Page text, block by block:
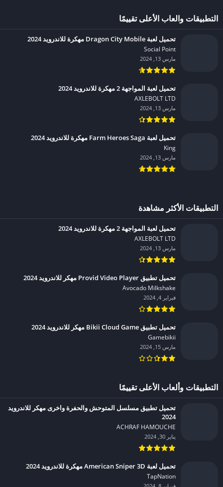
التطبيقات والعاب الأعلى تقييمًا
تحميل لعبة Dragon City Mobile مهكرة للاندرويد 2024
Social Point‏
مارس 13, 2024
تحميل لعبة المواجهة 2 مهكرة للاندرويد 2024
AXLEBOLT LTD‏
مارس 13, 2024
تحميل لعبة Farm Heroes Saga مهكرة للاندرويد 2024
King‏
مارس 13, 2024
التطبيقات الأكثر مشاهدة
تحميل لعبة المواجهة 2 مهكرة للاندرويد 2024
AXLEBOLT LTD‏
مارس 13, 2024
تحميل تطبيق Provid Video Player مهكر للاندرويد 2024
Avocado Milkshake‏
فبراير 4, 2024
تحميل تطبيق Bikii Cloud Game مهكر للاندرويد 2024
Gamebikii‏
مارس 15, 2024
التطبيقات وألعاب الأعلى تقييمًا
تحميل تطبيق مسلسل المتوحش والحفرة واخرى مهكر للاندرويد
2024
ACHRAF HAMOUCHE‏
يناير 30, 2024
تحميل لعبة American Sniper 3D مهكرة للاندرويد 2024
TapNation‏